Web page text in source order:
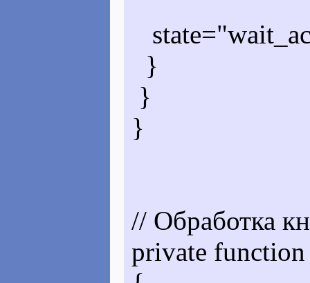
}
}
}
// Обработка
private